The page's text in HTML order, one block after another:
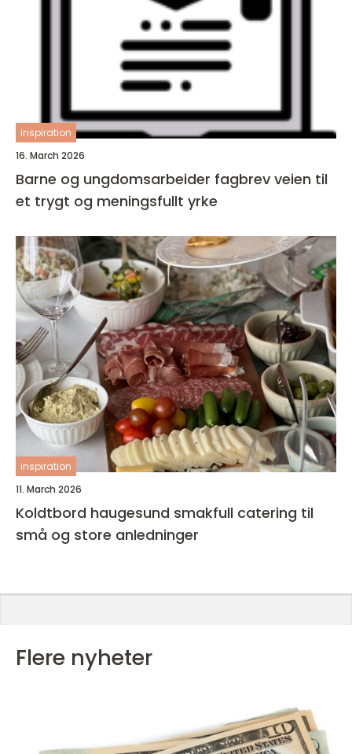
inspiration
16. March 2026
Barne og ungdomsarbeider fagbrev veien til
et trygt og meningsfullt yrke
inspiration
11. March 2026
Koldtbord haugesund smakfull catering til
små og store anledninger
Flere nyheter